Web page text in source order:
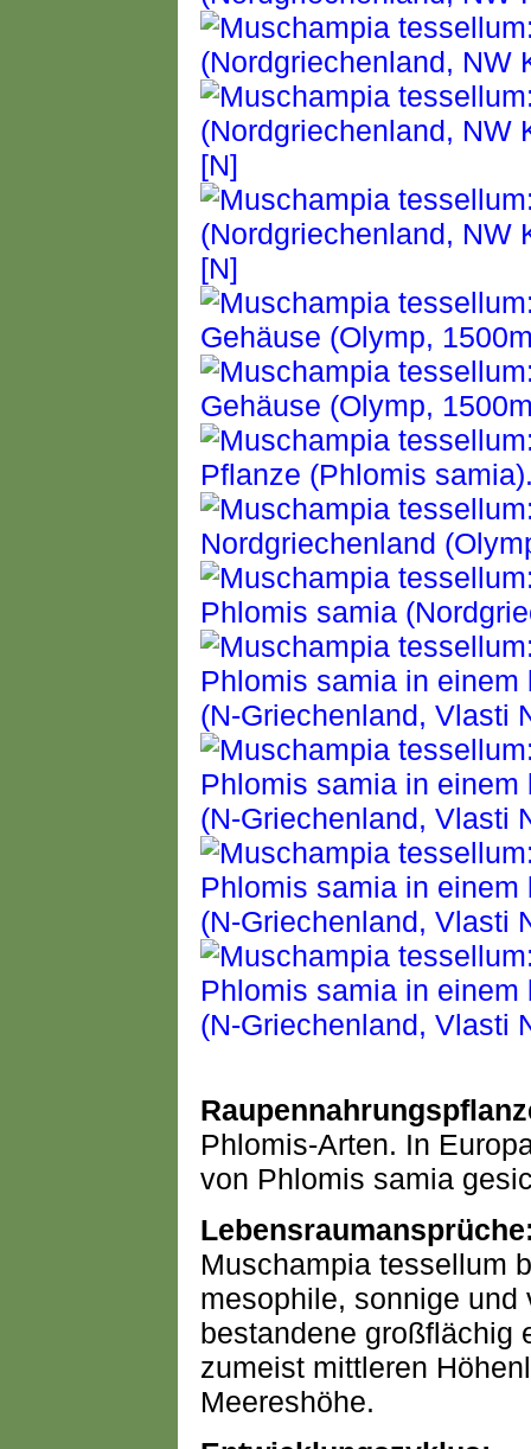
Phlomis-Arten. In
von Phlomis samia
Muschampia tessellum
mesophile, sonnige
bestandene großflächig
zumeist mittleren
Meereshöhe.